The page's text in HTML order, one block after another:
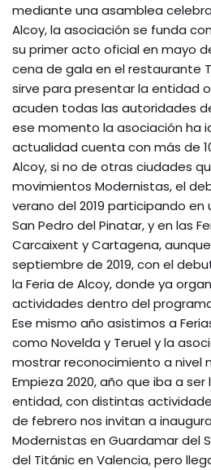
mediante una asamblea
Alcoy, la asociación se funda
su primer acto oficial en mayo
cena de gala en el restaurante
sirve para presentar la entidad
acuden todas las autoridades
ese momento la asociación ha
actualidad cuenta con más de
Alcoy, si no de otras ciudades
movimientos Modernistas, el
verano del 2019 participando
San Pedro del Pinatar, y en las
Carcaixent y Cartagena,
septiembre de 2019, con el
la Feria de Alcoy, donde ya
actividades dentro del
Ese mismo año asistimos a
como Novelda y Teruel y la
mostrar reconocimiento a nivel
Empieza 2020, año que iba a
entidad, con distintas
de febrero nos invitan a
Modernistas en Guardamar del
del Titánic en Valencia, pero